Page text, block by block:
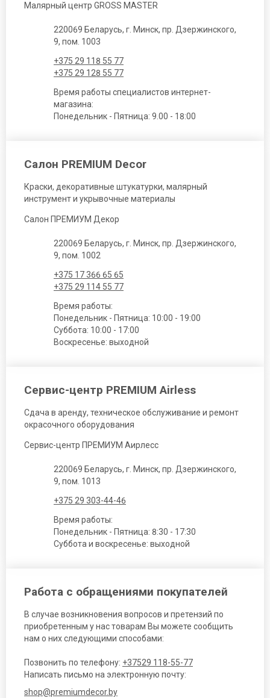
Малярный центр GROSS MASTER
220069 Беларусь, г. Минск, пр. Дзержинского,
9, пом. 1003
+375 29 118 55 77
+375 29 128 55 77
Время работы специалистов интернет-
магазина:
Понедельник - Пятница: 9.00 - 18:00
Салон PREMIUM Decor
Краски, декоративные штукатурки, малярный
инструмент и укрывочные материалы
Салон ПРЕМИУМ Декор
220069 Беларусь, г. Минск, пр. Дзержинского,
9, пом. 1002
+375 17 366 65 65
+375 29 114 55 77
Время работы:
Понедельник - Пятница: 10:00 - 19:00
Суббота: 10:00 - 17:00
Воскресенье: выходной
Сервис-центр PREMIUM Airless
Сдача в аренду, техническое обслуживание и ремонт
окрасочного оборудования
Сервис-центр ПРЕМИУМ Аирлесс
220069 Беларусь, г. Минск, пр. Дзержинского,
9, пом. 1013
+375 29 303-44-46
Время работы:
Понедельник - Пятница: 8:30 - 17:30
Суббота и воскресенье: выходной
Работа с обращениями покупателей
В случае возникновения вопросов и претензий по
приобретенным у нас товарам Вы можете сообщить
нам о них следующими способами:
Позвонить по телефону: +37529 118-55-77
Написать письмо на электронную почту:
shop@premiumdecor.by